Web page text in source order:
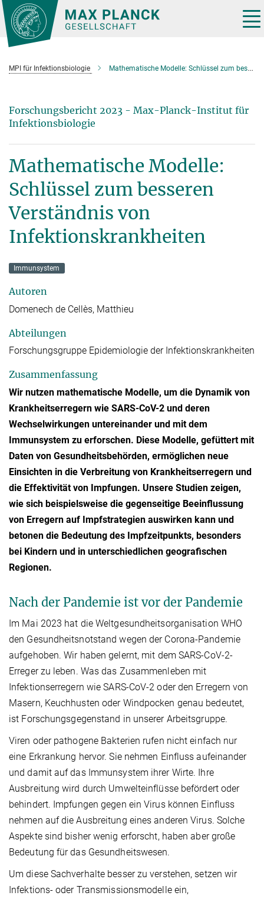
Hauptinhalt
MPI für Infektionsbiologie Mathematische Modelle: Schlüssel zum besseren Verständnis von Infektionskrankheiten
Forschungsbericht 2023 - Max-Planck-Institut für
Infektionsbiologie
Mathematische Modelle:
Schlüssel zum besseren
Verständnis von
Infektionskrankheiten
Immunsystem
Autoren
Domenech de Cellès, Matthieu
Abteilungen
Forschungsgruppe Epidemiologie der Infektionskrankheiten
Zusammenfassung
Wir nutzen mathematische Modelle, um die Dynamik von
Krankheitserregern wie SARS-CoV-2 und deren
Wechselwirkungen untereinander und mit dem
Immunsystem zu erforschen. Diese Modelle, gefüttert mit
Daten von Gesundheitsbehörden, ermöglichen neue
Einsichten in die Verbreitung von Krankheitserregern und
die Effektivität von Impfungen. Unsere Studien zeigen,
wie sich beispielsweise die gegenseitige Beeinflussung
von Erregern auf Impfstrategien auswirken kann und
betonen die Bedeutung des Impfzeitpunkts, besonders
bei Kindern und in unterschiedlichen geografischen
Regionen.
Nach der Pandemie ist vor der Pandemie
Im Mai 2023 hat die Weltgesundheitsorganisation WHO
den Gesundheitsnotstand wegen der Corona-Pandemie
aufgehoben. Wir haben gelernt, mit dem SARS-CoV-2-
Erreger zu leben. Was das Zusammenleben mit
Infektionserregern wie SARS-CoV-2 oder den Erregern von
Masern, Keuchhusten oder Windpocken genau bedeutet,
ist Forschungsgegenstand in unserer Arbeitsgruppe.
Viren oder pathogene Bakterien rufen nicht einfach nur
eine Erkrankung hervor. Sie nehmen Einfluss aufeinander
und damit auf das Immunsystem ihrer Wirte. Ihre
Ausbreitung wird durch Umwelteinflüsse befördert oder
behindert. Impfungen gegen ein Virus können Einfluss
nehmen auf die Ausbreitung eines anderen Virus. Solche
Aspekte sind bisher wenig erforscht, haben aber große
Bedeutung für das Gesundheitswesen.
Um diese Sachverhalte besser zu verstehen, setzen wir
Infektions- oder Transmissionsmodelle ein,